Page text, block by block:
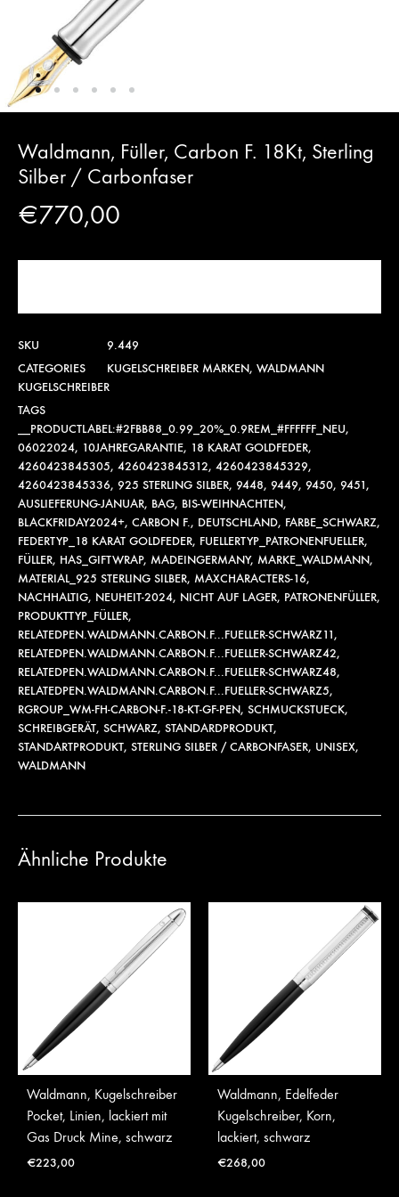
Waldmann, Füller, Carbon F. 18Kt, Sterling
Silber / Carbonfaser
€770,00
SKU
9.449
CATEGORIES
KUGELSCHREIBER MARKEN, WALDMANN
KUGELSCHREIBER
TAGS
__PRODUCTLABEL:#2FBB88_0.99_20%_0.9REM_#FFFFFF_NEU,
06022024, 10JAHREGARANTIE, 18 KARAT GOLDFEDER,
4260423845305, 4260423845312, 4260423845329,
4260423845336, 925 STERLING SILBER, 9448, 9449, 9450, 9451,
AUSLIEFERUNG-JANUAR, BAG, BIS-WEIHNACHTEN,
BLACKFRIDAY2024+, CARBON F., DEUTSCHLAND, FARBE_SCHWARZ,
FEDERTYP_18 KARAT GOLDFEDER, FUELLERTYP_PATRONENFUELLER,
FÜLLER, HAS_GIFTWRAP, MADEINGERMANY, MARKE_WALDMANN,
MATERIAL_925 STERLING SILBER, MAXCHARACTERS-16,
NACHHALTIG, NEUHEIT-2024, NICHT AUF LAGER, PATRONENFÜLLER,
PRODUKTTYP_FÜLLER,
RELATEDPEN.WALDMANN.CARBON.F...FUELLER-SCHWARZ11,
RELATEDPEN.WALDMANN.CARBON.F...FUELLER-SCHWARZ42,
RELATEDPEN.WALDMANN.CARBON.F...FUELLER-SCHWARZ48,
RELATEDPEN.WALDMANN.CARBON.F...FUELLER-SCHWARZ5,
RGROUP_WM-FH-CARBON-F.-18-KT-GF-PEN, SCHMUCKSTUECK,
SCHREIBGERÄT, SCHWARZ, STANDARDPRODUKT,
STANDARTPRODUKT, STERLING SILBER / CARBONFASER, UNISEX,
WALDMANN
Ähnliche Produkte
Waldmann, Kugelschreiber
Pocket, Linien, lackiert mit
Gas Druck Mine, schwarz
€223,00
Waldmann, Edelfeder
Kugelschreiber, Korn,
lackiert, schwarz
€268,00